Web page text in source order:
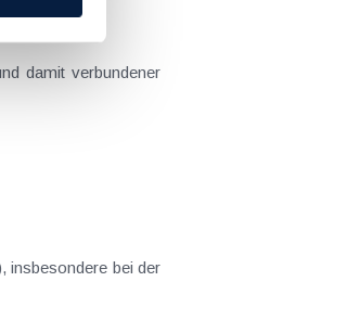
damit verbundener
insbesondere bei der